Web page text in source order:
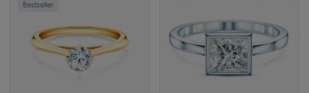
Bestseller